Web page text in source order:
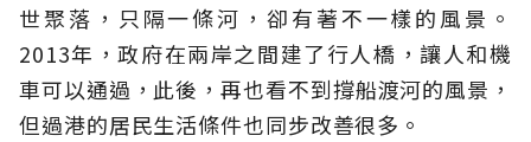
世聚落，只隔一條河，卻有著不一樣的風景。
2013年，政府在兩岸之間建了行人橋，讓人和機
車可以通過，此後，再也看不到撐船渡河的風景，
但過港的居民生活條件也同步改善很多。